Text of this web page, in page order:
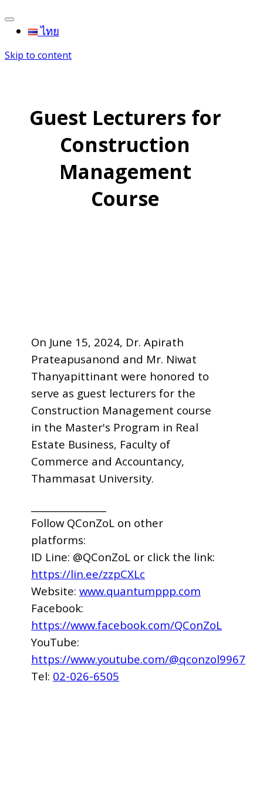
ไทย
Skip to content
Guest Lecturers for
Construction
Management
Course
On June 15, 2024, Dr. Apirath
Prateapusanond and Mr. Niwat
Thanyapittinant were honored to
serve as guest lecturers for the
Construction Management course
in the Master's Program in Real
Estate Business, Faculty of
Commerce and Accountancy,
Thammasat University.
Follow QConZoL on other
platforms:
ID Line: @QConZoL or click the link:
https://lin.ee/zzpCXLc
Website: www.quantumppp.com
Facebook:
https://www.facebook.com/QConZoL
YouTube:
https://www.youtube.com/@qconzol9967
Tel: 02-026-6505